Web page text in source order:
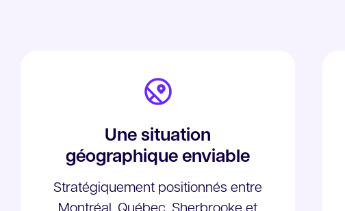
Une situation
géographique enviable
Stratégiquement positionnés entre